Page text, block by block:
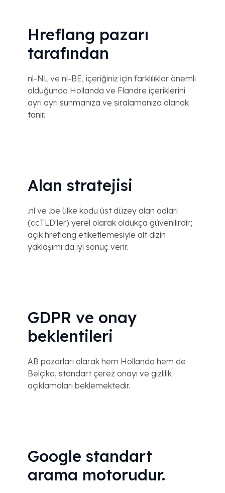
Hreflang pazarı
tarafından
nl-NL ve nl-BE, içeriğiniz için farklılıklar önemli
olduğunda Hollanda ve Flandre içeriklerini
ayrı ayrı sunmanıza ve sıralamanıza olanak
tanır.
Alan stratejisi
.nl ve .be ülke kodu üst düzey alan adları
(ccTLD'ler) yerel olarak oldukça güvenilirdir;
açık hreflang etiketlemesiyle alt dizin
yaklaşımı da iyi sonuç verir.
GDPR ve onay
beklentileri
AB pazarları olarak hem Hollanda hem de
Belçika, standart çerez onayı ve gizlilik
açıklamaları beklemektedir.
Google standart
arama motorudur.